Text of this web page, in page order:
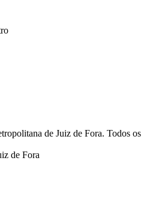
de Juiz de Fora. Todos os